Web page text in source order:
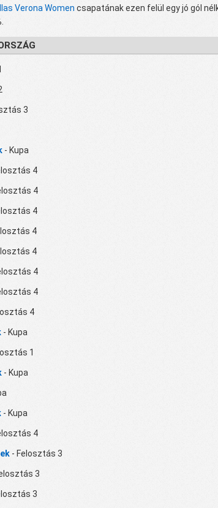
Verona Women csapatának ezen felül egy jó gól
3
- Kupa
4
4
4
4
4
4
4
4
- Kupa
1
- Kupa
- Kupa
4
- Felosztás 3
3
3